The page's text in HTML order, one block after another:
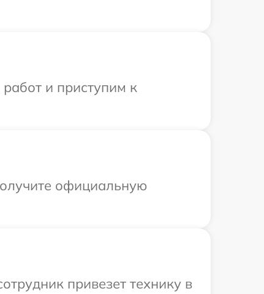
и приступим к
официальную
привезет технику в